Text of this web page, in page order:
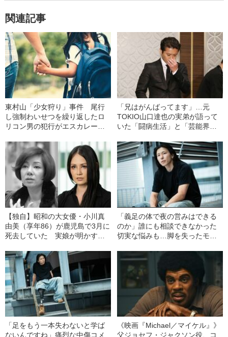
関連記事
東村山「少女狩り」事件 尾行
し強制わいせつを繰り返したロ
リコン男の犯行がエスカレート
「兄はがんばってます」…元
TOKIO山口達也の実弟が語って
いた「闘病生活」と「芸能界復
【独自】昭和の大女優・小川真
由美（享年86）が鹿児島で3月に
死去していた 実娘が明かす
「義足の体で夜の営みはできる
のか」誰にも相談できなかった
切実な悩みも…脚を失ったモデ
「足をもう一本失わないと学ば
ないんですね」痛烈な中傷コメ
《映画『Michael／マイケル』》
父ジョセフ・ジャクソン役、コ